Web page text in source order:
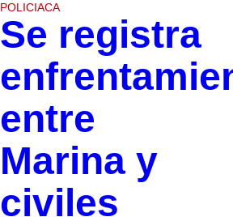
POLICIACA
Se registra
entre
Marina y
civiles